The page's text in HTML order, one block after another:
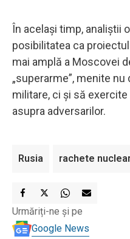
În același timp, analiștii
posibilitatea ca
mai amplă a Moscovei
„superarme”, menite
militare, ci și să
asupra adversarilor.
Rusia rachete
Urmăriți-ne și pe
Google News